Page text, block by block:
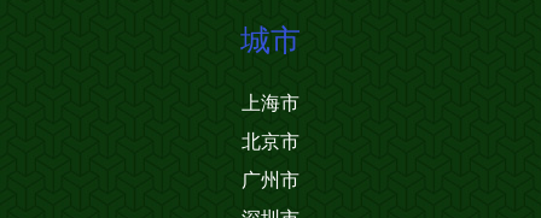
城市
上海市
北京市
广州市